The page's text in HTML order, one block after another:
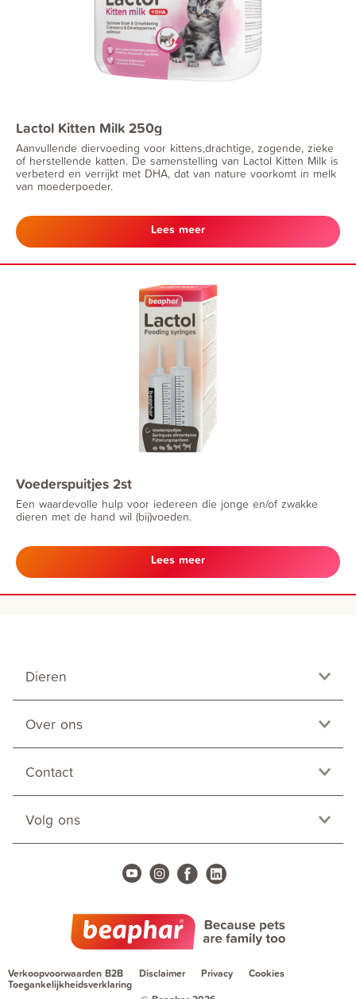
Lactol Kitten Milk 250g
Aanvullende diervoeding voor kittens,drachtige, zogende, zieke
of herstellende katten. De samenstelling van Lactol Kitten Milk is
verbeterd en verrijkt met DHA, dat van nature voorkomt in melk
van moederpoeder.
Lees meer
Voederspuitjes 2st
Een waardevolle hulp voor iedereen die jonge en/of zwakke
dieren met de hand wil (bij)voeden.
Lees meer
Dieren
Over ons
Contact
Volg ons
Verkoopvoorwaarden B2B Disclaimer Privacy
Cookies
Toegankelijkheidsverklaring